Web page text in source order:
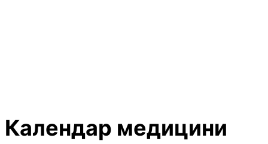
Календар медицини